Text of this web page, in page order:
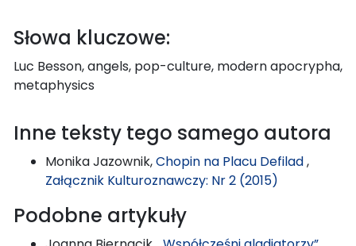
Słowa kluczowe:
Luc Besson, angels, pop-culture, modern apocrypha,
metaphysics
Inne teksty tego samego autora
Monika Jazownik,Chopin na Placu Defilad,
Załącznik Kulturoznawczy: Nr 2 (2015)
Podobne artykuły